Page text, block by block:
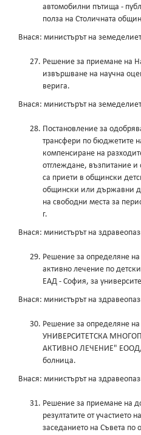
автомобилни пътища -
полза на Столичната
Внася: министърът на
Решение за приемане на
извършване на научна
верига.
Внася: министърът на
Постановление за
трансфери по бюджетите
компенсиране на
отглеждане, възпитание и
са приети в общински
общински или държавни
на свободни места за
г.
Внася: министърът на
Решение за определяне
активно лечение по
ЕАД - София, за
Внася: министърът на
Решение за определяне
УНИВЕРСИТЕТСКА
АКТИВНО ЛЕЧЕНИЕ" ЕООД,
болница.
Внася: министърът на
Решение за приемане на
резултатите от участието
заседанието на Съвета по